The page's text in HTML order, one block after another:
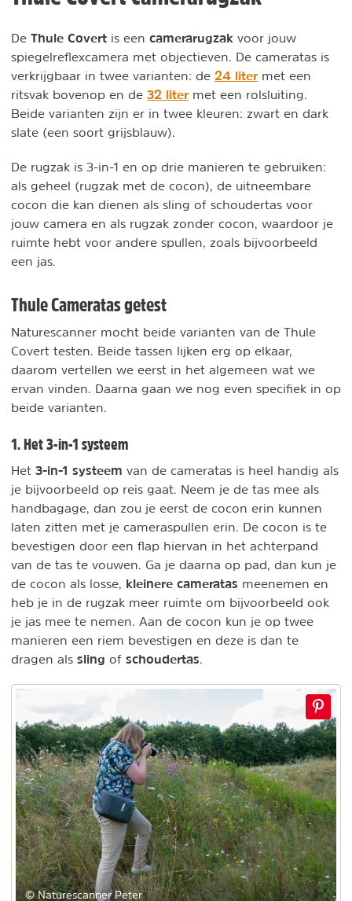
De Thule Covert is een camerarugzak voor jouw
spiegelreflexcamera met objectieven. De cameratas is
verkrijgbaar in twee varianten: de 24 liter met een
ritsvak bovenop en de 32 liter met een rolsluiting.
Beide varianten zijn er in twee kleuren: zwart en dark
slate (een soort grijsblauw).
De rugzak is 3-in-1 en op drie manieren te gebruiken:
als geheel (rugzak met de cocon), de uitneembare
cocon die kan dienen als sling of schoudertas voor
jouw camera en als rugzak zonder cocon, waardoor je
ruimte hebt voor andere spullen, zoals bijvoorbeeld
een jas.
Thule Cameratas getest
Naturescanner mocht beide varianten van de Thule
Covert testen. Beide tassen lijken erg op elkaar,
daarom vertellen we eerst in het algemeen wat we
ervan vinden. Daarna gaan we nog even specifiek in op
beide varianten.
1. Het 3-in-1 systeem
Het 3-in-1 systeem van de cameratas is heel handig als
je bijvoorbeeld op reis gaat. Neem je de tas mee als
handbagage, dan zou je eerst de cocon erin kunnen
laten zitten met je cameraspullen erin. De cocon is te
bevestigen door een flap hiervan in het achterpand
van de tas te vouwen. Ga je daarna op pad, dan kun je
de cocon als losse, kleinere cameratas meenemen en
heb je in de rugzak meer ruimte om bijvoorbeeld ook
je jas mee te nemen. Aan de cocon kun je op twee
manieren een riem bevestigen en deze is dan te
dragen als sling of schoudertas
© Naturescanner Peter